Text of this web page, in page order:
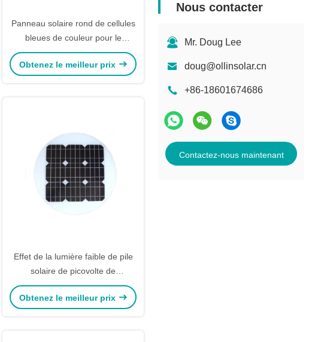
Nous contacter
Mr. Doug Lee
doug@ollinsolar.cn
+86-18601674686
Contactez-nous maintenant
Panneau solaire rond de cellules
bleues de couleur pour le
système solaire d'éclairage
routier
Obtenez le meilleur prix
Effet de la lumière faible de pile
solaire de picovolte de
rendement élevé poly excellent
et autonettoyant
Obtenez le meilleur prix